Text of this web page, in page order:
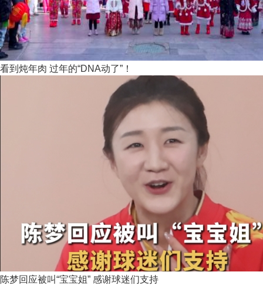
看到炖年肉 过年的“DNA动了”！
陈梦回应被叫“宝宝姐” 感谢球迷们支持